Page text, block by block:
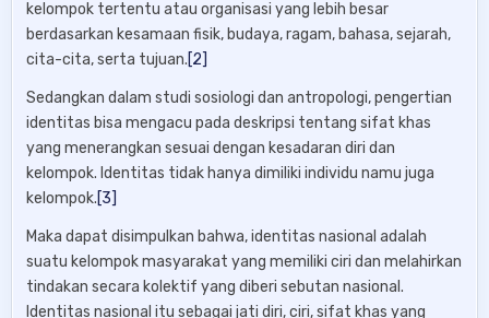
kelompok tertentu atau organisasi yang lebih besar
berdasarkan kesamaan fisik, budaya, ragam, bahasa, sejarah,
cita-cita, serta tujuan.[2]
Sedangkan dalam studi sosiologi dan antropologi, pengertian
identitas bisa mengacu pada deskripsi tentang sifat khas
yang menerangkan sesuai dengan kesadaran diri dan
kelompok. Identitas tidak hanya dimiliki individu namu juga
kelompok.[3]
Maka dapat disimpulkan bahwa, identitas nasional adalah
suatu kelompok masyarakat yang memiliki ciri dan melahirkan
tindakan secara kolektif yang diberi sebutan nasional.
Identitas nasional itu sebagai jati diri, ciri, sifat khas yang